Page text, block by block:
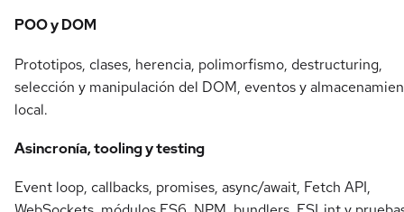
POO y DOM
Prototipos, clases, herencia, polimorfismo, destructuring,
selección y manipulación del DOM, eventos y
local.
Asincronía, tooling y testing
Event loop, callbacks, promises, async/await, Fetch API,